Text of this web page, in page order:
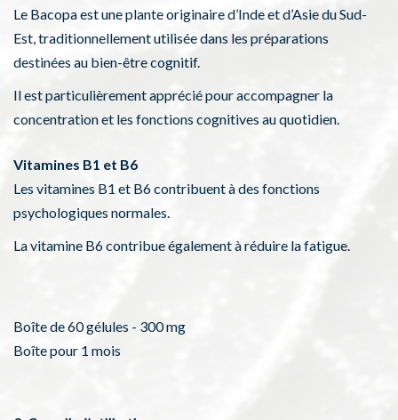
Le Bacopa est une plante originaire d’Inde et d’Asie du Sud-
Est, traditionnellement utilisée dans les préparations
destinées au bien-être cognitif.
Il est particulièrement apprécié pour accompagner la
concentration et les fonctions cognitives au quotidien.
Vitamines B1 et B6
Les vitamines B1 et B6 contribuent à des fonctions
psychologiques normales.
La vitamine B6 contribue également à réduire la fatigue.
Boîte de 60 gélules - 300 mg
Boîte pour 1 mois